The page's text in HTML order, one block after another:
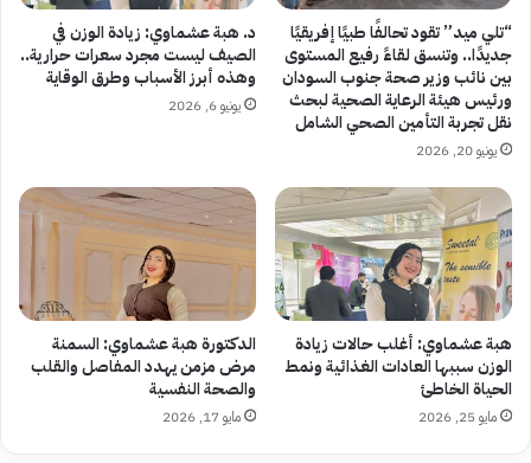
“تلي ميد” تقود تحالفًا طبيًا إفريقيًا
جديدًا.. وتنسق لقاءً رفيع المستوى
بين نائب وزير صحة جنوب السودان
ورئيس هيئة الرعاية الصحية لبحث
نقل تجربة التأمين الصحي الشامل
يونيو 20, 2026
د. هبة عشماوي: زيادة الوزن في
الصيف ليست مجرد سعرات حرارية..
وهذه أبرز الأسباب وطرق الوقاية
يونيو 6, 2026
هبة عشماوي: أغلب حالات زيادة
الوزن سببها العادات الغذائية ونمط
الحياة الخاطئ
مايو 25, 2026
الدكتورة هبة عشماوي: السمنة
مرض مزمن يهدد المفاصل والقلب
والصحة النفسية
مايو 17, 2026